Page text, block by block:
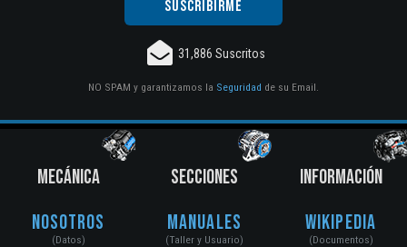
31,886 Suscritos
NO SPAM y garantizamos la Seguridad de su Email.
MECÁNICA
Nosotros
(Datos)
SECCIONES
Manuales
(Taller y Usuario)
INFORMACIÓN
Wikipedia
(Documentos)